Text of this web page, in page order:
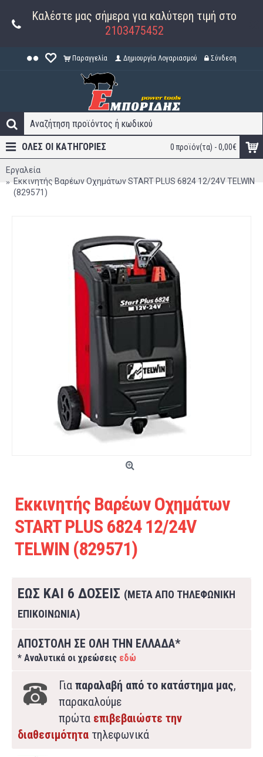
Καλέστε μας σήμερα για καλύτερη τιμή στο
2103475452
Παραγγελία Δημιουργία Λογαριασμού Σύνδεση
0 προϊόν(τα) - 0,00€
ΟΛΕΣ ΟΙ ΚΑΤΗΓΟΡΊΕΣ
Εργαλεία
Εκκινητής Βαρέων Οχημάτων START PLUS 6824 12/24V TELWIN
(829571)
Εκκινητής Βαρέων Οχημάτων
START PLUS 6824 12/24V
TELWIN (829571)
ΕΩΣ ΚΑΙ 6 ΔΟΣΕΙΣ (ΜΕΤΑ ΑΠΟ ΤΗΛΕΦΩΝΙΚΗ
ΕΠΙΚΟΙΝΩΝΙΑ)
ΑΠΟΣΤΟΛΗ ΣΕ ΟΛΗ ΤΗΝ ΕΛΛΑΔΑ*
* Αναλυτικά οι χρεώσεις εδώ
Για παραλαβή από το κατάστημα μας,
παρακαλούμε
πρώτα επιβεβαιώστε την
διαθεσιμότητα τηλεφωνικά